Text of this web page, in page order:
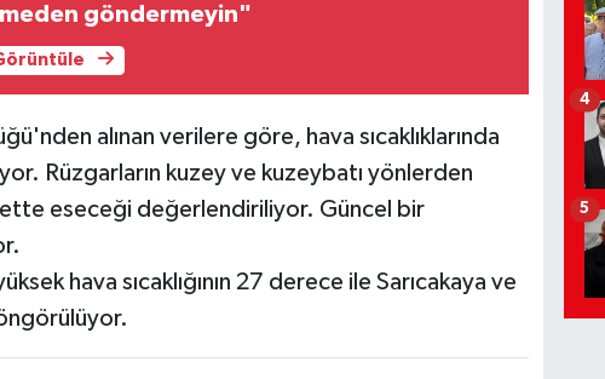
göndermeyin"
alınan verilere göre, hava sıcaklıklarında
Rüzgarların kuzey ve kuzeybatı yönlerden
eseceği değerlendiriliyor. Güncel bir
hava sıcaklığının 27 derece ile Sarıcakaya ve
4
5